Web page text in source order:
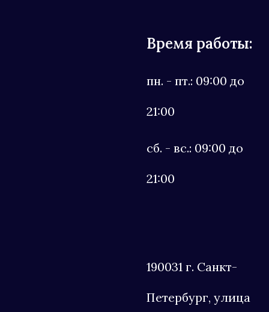
Время работы:
пн. - пт.: 09:00 до
21:00
сб. - вс.: 09:00 до
21:00
190031 г. Санкт-
Петербург, улица